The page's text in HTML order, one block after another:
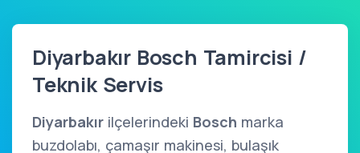
Diyarbakır Bosch Tamircisi /
Teknik Servis
Diyarbakır ilçelerindeki Bosch marka
buzdolabı, çamaşır makinesi, bulaşık